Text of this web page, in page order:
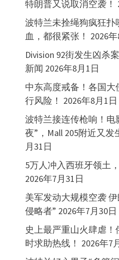
特朗普又说取消空袭！
波特兰未拴绳狗疯狂扑
血，都很紧张！ 2026
Division 92街发生凶杀
新闻 2026年8月1日
中东高度戒备！各国大
行风险！ 2026年8月1日
波特兰接连传枪响！电
夜”，Mall 205附近又发
月31日
5万人冲入西班牙领土
2026年7月31日
美军发动大规模空袭
侵略者” 2026年7月30日
史上最严重山火肆虐！
时求助热线！ 2026年7